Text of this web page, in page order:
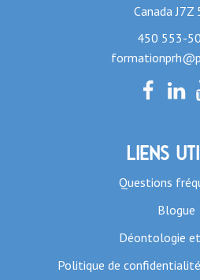
Canada J7Z
450 553-
Liens
Questions
Blogue
Déontologie
Politique de